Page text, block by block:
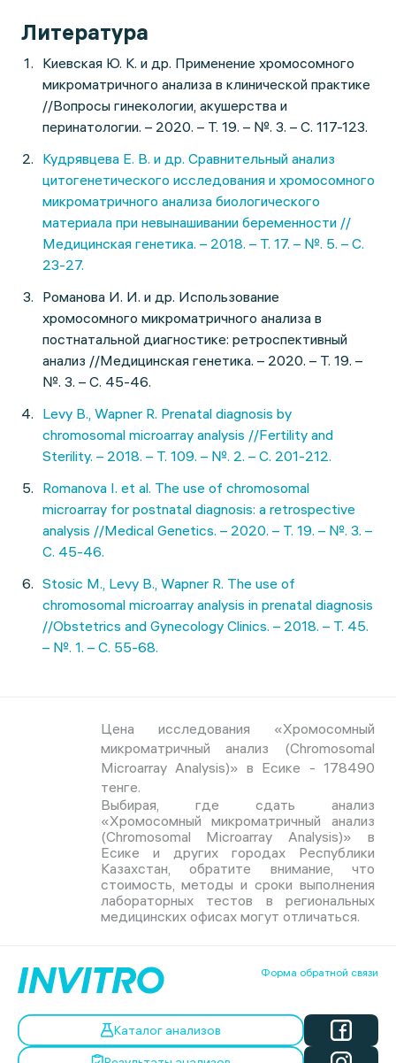
Литература
Киевская Ю. К. и др. Применение хромосомного
микроматричного анализа в клинической практике
//Вопросы гинекологии, акушерства и
перинатологии. – 2020. – Т. 19. – №. 3. – С. 117-123.
Кудрявцева Е. В. и др. Сравнительный анализ
цитогенетического исследования и хромосомного
микроматричного анализа биологического
материала при невынашивании беременности //
Медицинская генетика. – 2018. – Т. 17. – №. 5. – С.
23-27.
Романова И. И. и др. Использование
хромосомного микроматричного анализа в
постнатальной диагностике: ретроспективный
анализ //Медицинская генетика. – 2020. – Т. 19. –
№. 3. – С. 45-46.
Levy B., Wapner R. Prenatal diagnosis by
chromosomal microarray analysis //Fertility and
Sterility. – 2018. – Т. 109. – №. 2. – С. 201-212.
Romanova I. et al. The use of chromosomal
microarray for postnatal diagnosis: a retrospective
analysis //Medical Genetics. – 2020. – Т. 19. – №. 3. –
С. 45-46.
Stosic M., Levy B., Wapner R. The use of
chromosomal microarray analysis in prenatal diagnosis
//Obstetrics and Gynecology Clinics. – 2018. – Т. 45.
– №. 1. – С. 55-68.
Цена исследования «Хромосомный
микроматричный анализ (Chromosomal
Microarray Analysis)» в Есике - 178490
тенге.
Выбирая, где сдать анализ
«Хромосомный микроматричный анализ
(Chromosomal Microarray Analysis)» в
Есике и других городах Республики
Казахстан, обратите внимание, что
стоимость, методы и сроки выполнения
лабораторных тестов в региональных
медицинских офисах могут отличаться.
Форма обратной связи
Каталог анализов